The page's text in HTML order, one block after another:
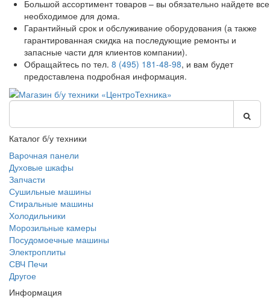
Большой ассортимент товаров – вы обязательно найдете все
необходимое для дома.
Гарантийный срок и обслуживание оборудования (а также
гарантированная скидка на последующие ремонты и
запасные части для клиентов компании).
Обращайтесь по тел. 8 (495) 181-48-98, и вам будет
предоставлена подробная информация.
Каталог б/у техники
Варочная панели
Духовые шкафы
Запчасти
Сушильные машины
Стиральные машины
Холодильники
Морозильные камеры
Посудомоечные машины
Электроплиты
СВЧ Печи
Другое
Информация